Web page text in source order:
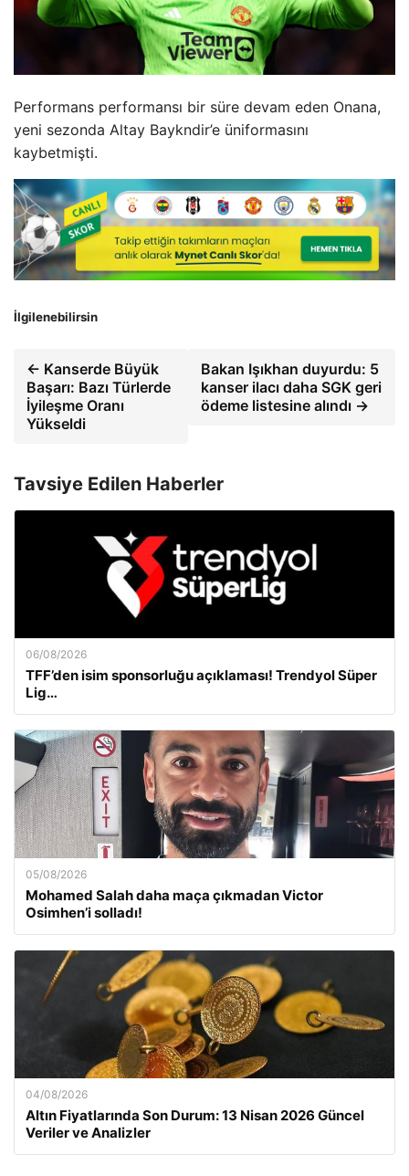
Performans performansı bir süre devam eden Onana,
yeni sezonda Altay Baykndir’e üniformasını
kaybetmişti.
İlgilenebilirsin
← Kanserde Büyük
Başarı: Bazı Türlerde
İyileşme Oranı
Yükseldi
Bakan Işıkhan duyurdu: 5
kanser ilacı daha SGK geri
ödeme listesine alındı →
Tavsiye Edilen Haberler
06/08/2026
TFF’den isim sponsorluğu açıklaması! Trendyol Süper
Lig…
05/08/2026
Mohamed Salah daha maça çıkmadan Victor
Osimhen’i solladı!
04/08/2026
Altın Fiyatlarında Son Durum: 13 Nisan 2026 Güncel
Veriler ve Analizler